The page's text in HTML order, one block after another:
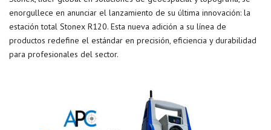
enorgullece en anunciar el lanzamiento de su última innovación: la
estación total Stonex R120. Esta nueva adición a su línea de
productos redefine el estándar en precisión, eficiencia y durabilidad
para profesionales del sector.